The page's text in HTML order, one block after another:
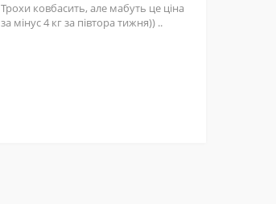
Трохи ковбасить, але мабуть це ціна
за мінус 4 кг за півтора тижня)) ..